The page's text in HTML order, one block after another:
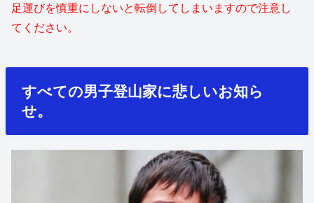
足運びを慎重にしないと転倒してしまいますので注意し
てください。
すべての男子登山家に悲しいお知ら
せ。